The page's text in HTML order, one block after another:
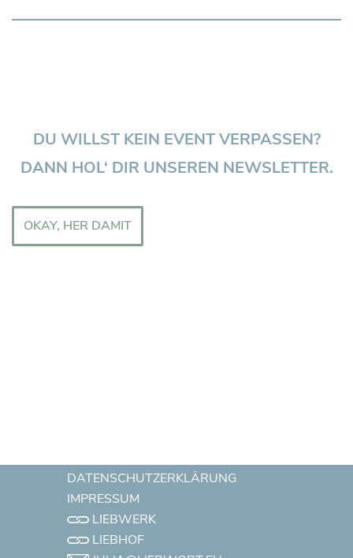
DU WILLST KEIN EVENT VERPASSEN?
DANN HOL‘ DIR UNSEREN NEWSLETTER.
OKAY, HER DAMIT
DATENSCHUTZERKLÄRUNG
IMPRESSUM
LIEBWERK
LIEBHOF